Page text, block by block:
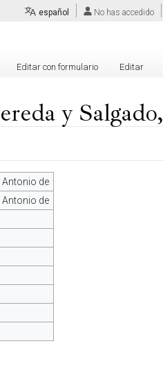
y
Antonio de
Antonio de
español No has accedido
Editar con formulario Editar